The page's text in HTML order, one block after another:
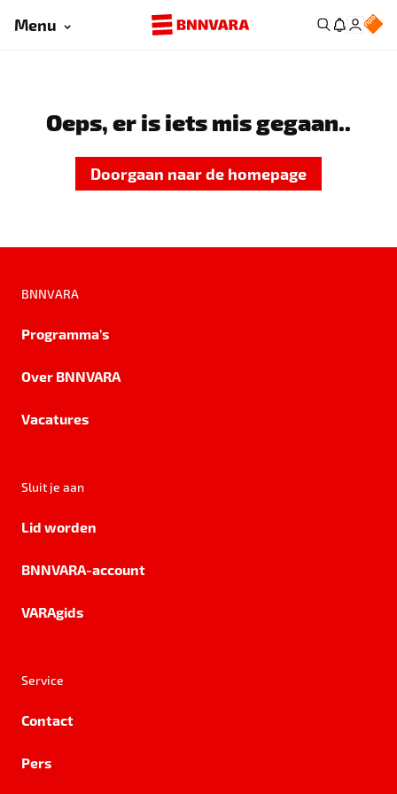
Menu
Oeps, er is iets mis gegaan..
Doorgaan naar de homepage
BNNVARA
Programma's
Over BNNVARA
Vacatures
Sluit je aan
Lid worden
BNNVARA-account
VARAgids
Service
Contact
Pers